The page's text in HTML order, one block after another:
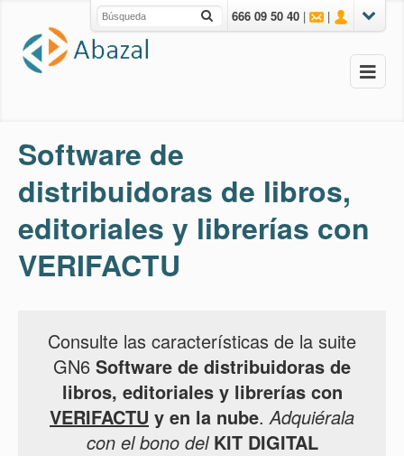
666 09 50 40 | |
Software de
distribuidoras de libros,
editoriales y librerías con
VERIFACTU
Consulte las características de la suite
GN6 Software de distribuidoras de
libros, editoriales y librerías con
VERIFACTU y en la nube.Adquiérala
con el bono del KIT DIGITAL